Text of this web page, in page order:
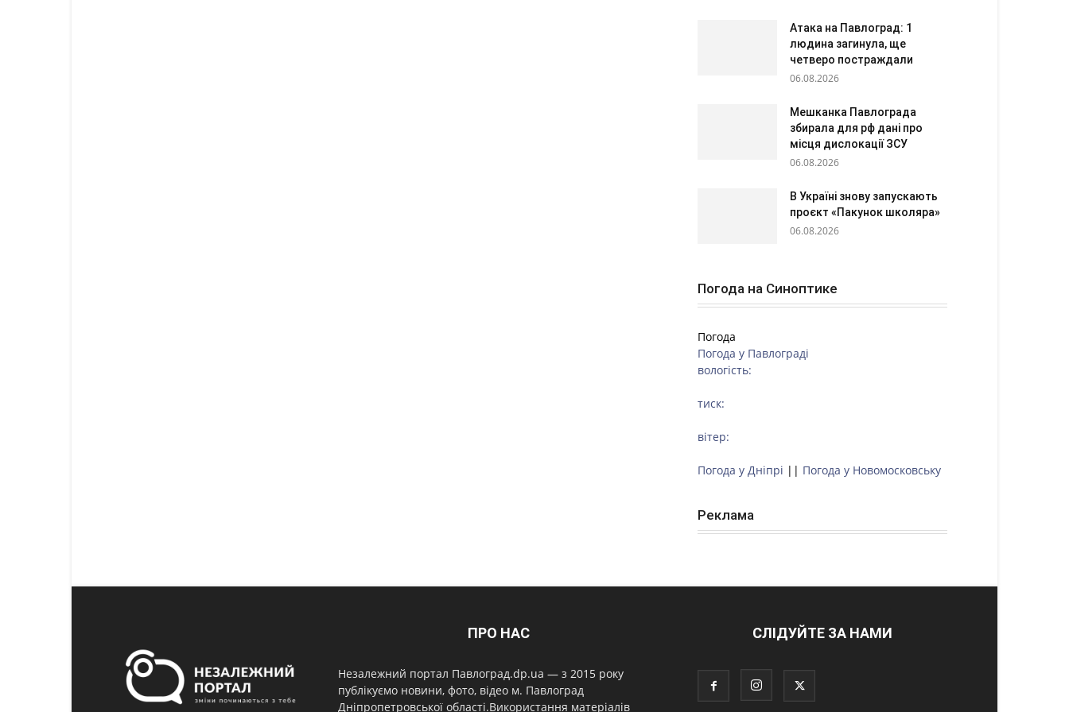
Атака на Павлоград: 1
людина загинула, ще
четверо постраждали
06.08.2026
Мешканка Павлограда
збирала для рф дані про
місця дислокації ЗСУ
06.08.2026
В Україні знову запускають
проєкт «Пакунок школяра»
06.08.2026
Погода на Синоптике
Погода
Погода у Павлограді
вологість:
тиск:
вітер:
Погода у Дніпрі || Погода у Новомосковську
Реклама
ПРО НАС
Незалежний портал Павлоград.dp.ua — з 2015 року
публікуємо новини, фото, відео м. Павлоград
Дніпропетровської області.Використання матеріалів
СЛІДУЙТЕ ЗА НАМИ